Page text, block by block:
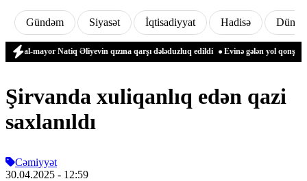
Gündəm Siyasət İqtisadiyyat Hadisə Dünya
mayor Natiq Əliyevin qızına qarşı dələduzluq edildi Evinə gələn yol qonşusu
Şirvanda xuliqanlıq edən qazi
saxlanıldı
Cəmiyyət
30.04.2025 - 12:59